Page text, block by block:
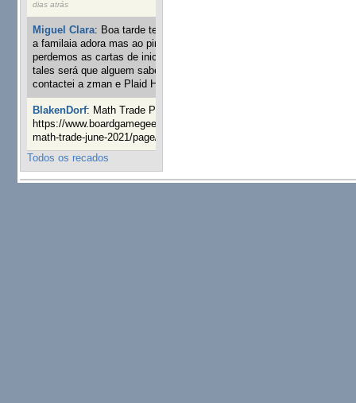
dias atrás
Miguel Clara: Boa tarde tenho jogo Mice and mistics que
a familaia adora mas ao pintarmos as miniaturas
perdemos as cartas de iniciaticva da expanção downood
tales será que alguem sabe onde adquirir as cartas já
contactei a zman e Plaid Hat e nada
BlakenDorf: Math Trade Portuguesa a decorrer. Aqui:
https://www.boardgamegeek.com/geeklist/286035/portugal-
math-trade-june-2021/page/1
Todos os recados